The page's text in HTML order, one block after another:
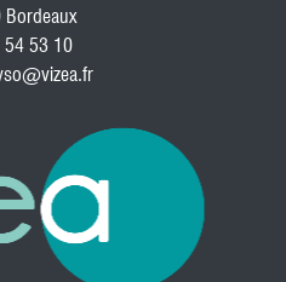
54 53 10